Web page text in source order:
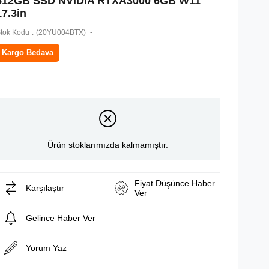
Kodu (20YU004BTX)
Kargo Bedava
Ürün stoklarımızda kalmamıştır.
Karşılaştır
Fiyat Düşünce Haber
Ver
Gelince Haber Ver
Yorum Yaz